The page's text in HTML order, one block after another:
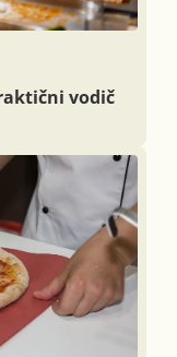
vodič